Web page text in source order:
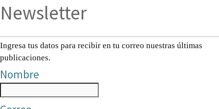
Newsletter
Ingresa tus datos para recibir en tu correo nuestras últimas
publicaciones.
Nombre